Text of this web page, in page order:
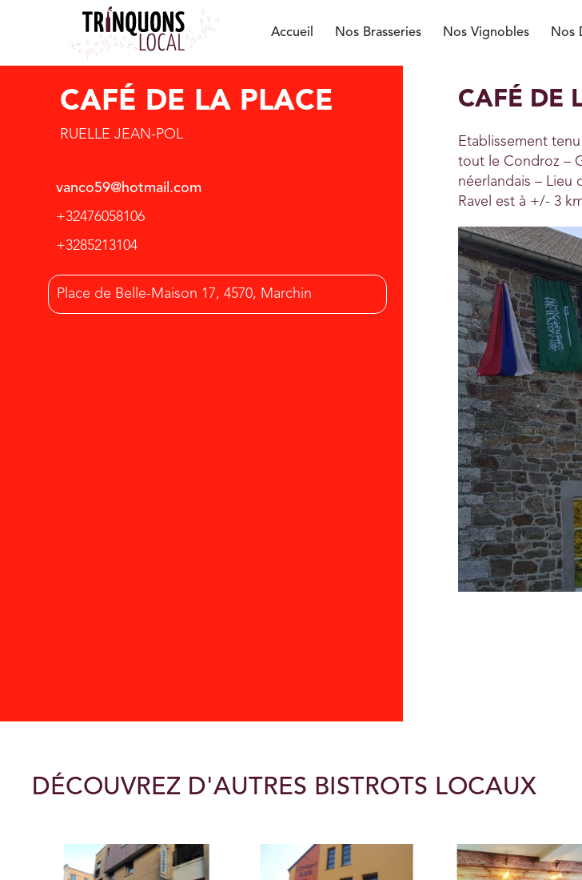
Accueil Nos Brasseries Nos Vignobles Nos
CAFÉ DE LA PLACE
RUELLE JEAN-POL
vanco59@hotmail.com
+32476058106
+3285213104
Place de Belle-Maison 17, 4570, Marchin
CAFÉ DE
Etablissement
tout le Condroz –
néerlandais – Lieu
Ravel est à +/- 3
DÉCOUVREZ D'AUTRES BISTROTS LOCAUX